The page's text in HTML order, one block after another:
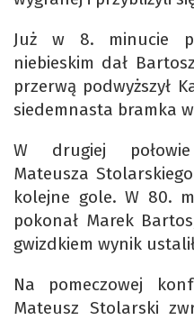
Już w 8. minucie
niebieskim dał
przerwą podwyższył
siedemnasta bramka
W drugiej
Mateusza
kolejne gole. W 80.
pokonał Marek
gwizdkiem wynik
Na pomeczowej
Mateusz Stolarski